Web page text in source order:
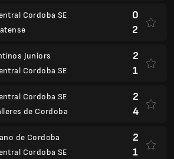
Cordoba SE
0
2
Juniors
Cordoba SE
2
1
Cordoba SE
de Cordoba
2
4
de Cordoba
Cordoba SE
2
1